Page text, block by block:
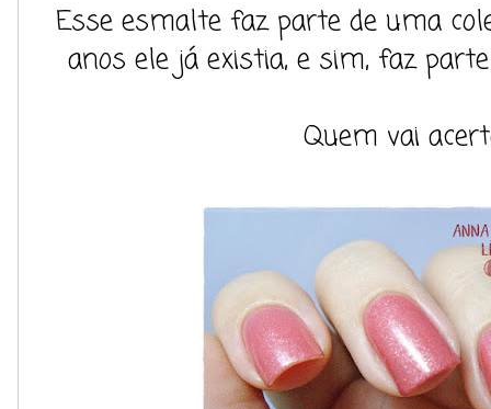
Esse esmalte faz parte de uma
anos ele já existia, e sim, faz parte
Quem vai